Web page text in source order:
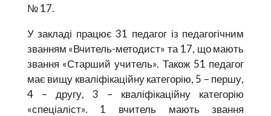
№ 17.
У закладі працює 31 педагог із педагогічним
званням «Вчитель-методист» та 17, що мають
звання «Старший учитель». Також 51 педагог
має вищу кваліфікаційну категорію, 5 – першу,
4 – другу, 3 – кваліфікаційну категорію
«спеціаліст». 1 вчитель мають звання